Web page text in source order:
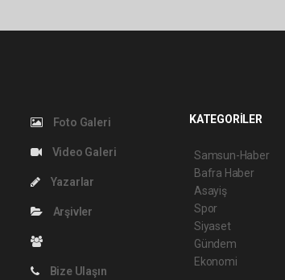
Foto Galeri
Video Galeri
Yazarlar
Arşivler
Bize Ulaşın
KATEGORİLER
Samsun-Haber
Bafra Haber
Asayiş
Spor
Siyaset
Gündem
Ekonomi